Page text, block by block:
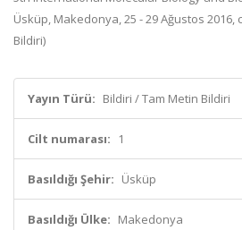
Üsküp, Makedonya, 25 - 29 Ağustos 2016,
Bildiri)
Yayın Türü: Bildiri / Tam Metin Bildiri
Cilt numarası: 1
Basıldığı Şehir: Üsküp
Basıldığı Ülke: Makedonya